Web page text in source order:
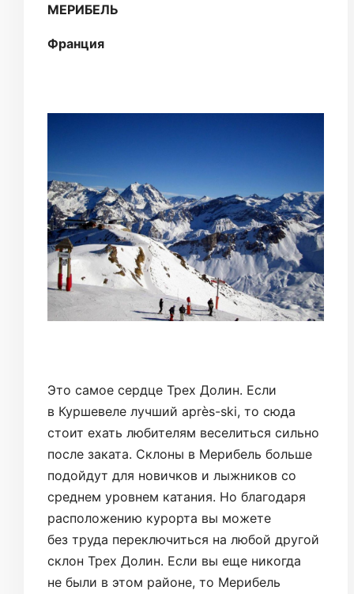
МЕРИБЕЛЬ
Франция
Это самое сердце Трех Долин. Если
в Куршевеле лучший après-ski, то сюда
стоит ехать любителям веселиться сильно
после заката. Склоны в Мерибель больше
подойдут для новичков и лыжников со
среднем уровнем катания. Но благодаря
расположению курорта вы можете
без труда переключиться на любой другой
склон Трех Долин. Если вы еще никогда
не были в этом районе, то Мерибель